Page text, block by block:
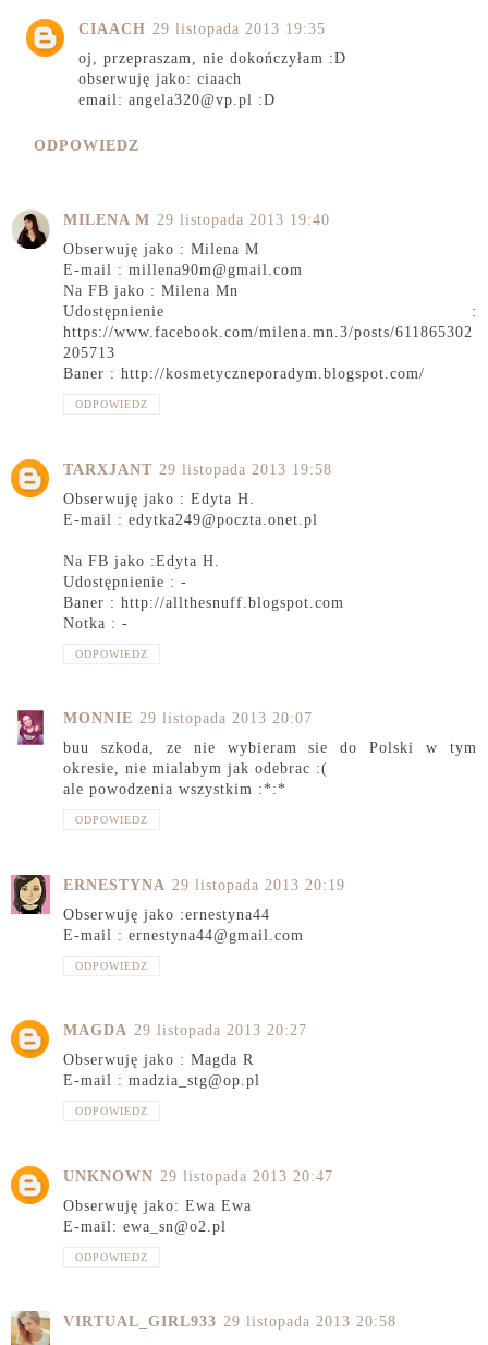
CIAACH 29 listopada 2013 19:35
oj, przepraszam, nie dokończyłam :D
obserwuję jako: ciaach
email: angela320@vp.pl :D
ODPOWIEDZ
MILENA M 29 listopada 2013 19:40
Obserwuję jako : Milena M
E-mail : millena90m@gmail.com
Na FB jako : Milena Mn
Udostępnienie :
https://www.facebook.com/milena.mn.3/posts/611865302
205713
Baner : http://kosmetyczneporadym.blogspot.com/
ODPOWIEDZ
TARXJANT 29 listopada 2013 19:58
Obserwuję jako : Edyta H.
E-mail : edytka249@poczta.onet.pl
Na FB jako :Edyta H.
Udostępnienie : -
Baner : http://allthesnuff.blogspot.com
Notka : -
ODPOWIEDZ
MONNIE 29 listopada 2013 20:07
buu szkoda, ze nie wybieram sie do Polski w tym
okresie, nie mialabym jak odebrac :(
ale powodzenia wszystkim :*:*
ODPOWIEDZ
ERNESTYNA 29 listopada 2013 20:19
Obserwuję jako :ernestyna44
E-mail : ernestyna44@gmail.com
ODPOWIEDZ
MAGDA 29 listopada 2013 20:27
Obserwuję jako : Magda R
E-mail : madzia_stg@op.pl
ODPOWIEDZ
UNKNOWN 29 listopada 2013 20:47
Obserwuję jako: Ewa Ewa
E-mail: ewa_sn@o2.pl
ODPOWIEDZ
VIRTUAL_GIRL933 29 listopada 2013 20:58